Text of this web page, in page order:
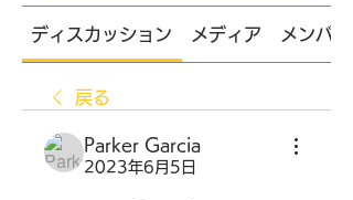
ディスカッション メディア メンバー
戻る
Parker Garcia
2023年6月5日